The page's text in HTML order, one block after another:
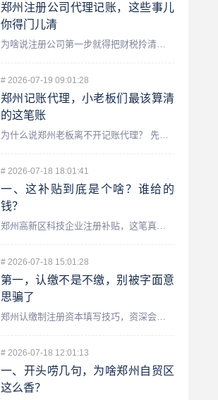
郑州注册公司代理记账，这些事儿
你得门儿清
# 2026-07-19 09:01:28
郑州记账代理，小老板们最该算清
的这笔账
# 2026-07-18 18:01:41
一、这补贴到底是个啥？谁给的
钱？
# 2026-07-18 15:01:28
第一，认缴不是不缴，别被字面意
思骗了
# 2026-07-18 12:01:13
一、开头唠几句，为啥郑州自贸区
这么香？